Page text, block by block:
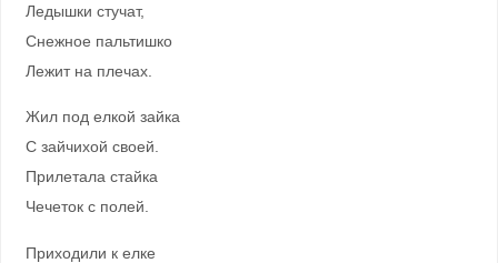
Ледышки стучат,
Снежное пальтишко
Лежит на плечах.
Жил под елкой зайка
С зайчихой своей.
Прилетала стайка
Чечеток с полей.
Приходили к елке